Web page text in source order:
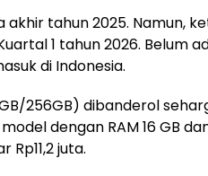
akhir tahun 2025. Namun,
1 tahun 2026. Belum
di Indonesia.
256GB) dibanderol
dengan RAM 16 GB
juta.